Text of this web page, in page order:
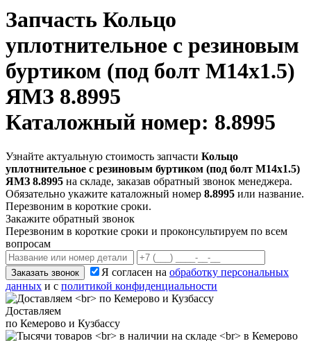
Запчасть Кольцо
уплотнительное с резиновым
буртиком (под болт M14х1.5)
ЯМЗ 8.8995
Каталожный номер: 8.8995
Узнайте актуальную стоимость запчасти Кольцо
уплотнительное с резиновым буртиком (под болт M14х1.5)
ЯМЗ 8.8995 на складе, заказав обратный звонок менеджера.
Обязательно укажите каталожный номер 8.8995 или название.
Перезвоним в короткие сроки.
Закажите обратный звонок
Перезвоним в короткие сроки и проконсультируем по всем
вопросам
Заказать звонок Я согласен на обработку персональных
данных и с политикой конфиденциальности
Доставляем
по Кемерово и Кузбассу